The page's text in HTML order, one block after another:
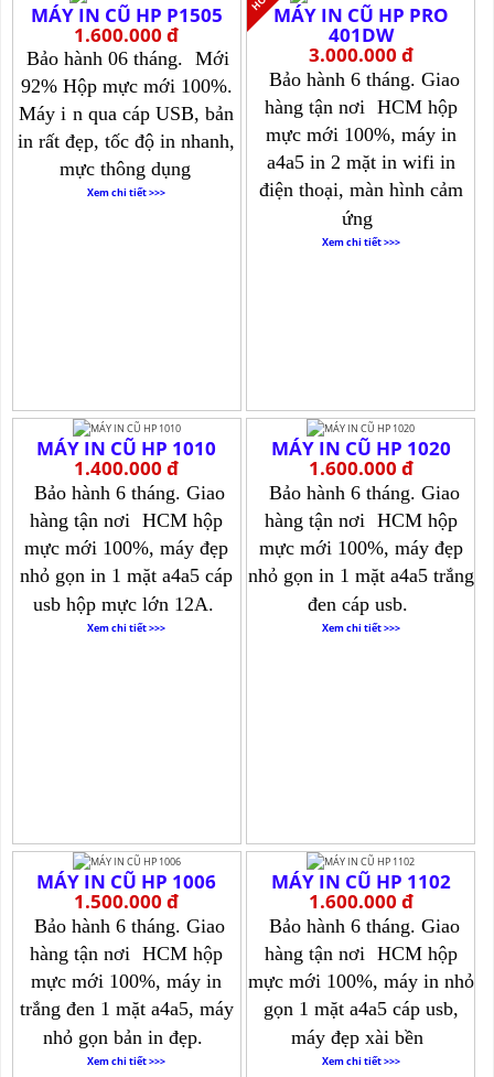
MÁY IN CŨ HP P1505
1.600.000 đ
Bảo hành 06 tháng.
Mới
92% Hộp mực mới 100%.
Máy i n qua cáp USB, bản
in rất đẹp, tốc độ in nhanh,
mực thông dụng
Xem chi tiết >>>
MÁY IN CŨ HP PRO
401DW
3.000.000 đ
Bảo hành 6 tháng. Giao
hàng tận nơi HCM hộp
mực mới 100%, máy in
a4a5 in 2 mặt in wifi in
điện thoại, màn hình cảm
ứng
Xem chi tiết >>>
MÁY IN CŨ HP 1010
1.400.000 đ
Bảo hành 6 tháng. Giao
hàng tận nơi
HCM hộp
mực mới 100%, máy đẹp
nhỏ gọn in 1 mặt a4a5 cáp
usb hộp mực lớn 12A.
Xem chi tiết >>>
MÁY IN CŨ HP 1020
1.600.000 đ
Bảo hành 6 tháng. Giao
hàng tận nơi HCM hộp
mực mới 100%, máy đẹp
nhỏ gọn in 1 mặt a4a5 trắng
đen cáp usb.
Xem chi tiết >>>
MÁY IN CŨ HP 1006
1.500.000 đ
Bảo hành 6 tháng. Giao
hàng tận nơi
HCM hộp
mực mới 100%, máy in
trắng đen 1 mặt a4a5, máy
nhỏ gọn bản in đẹp.
Xem chi tiết >>>
MÁY IN CŨ HP 1102
1.600.000 đ
Bảo hành 6 tháng. Giao
hàng tận nơi HCM hộp
mực mới 100%, máy in nhỏ
gọn 1 mặt a4a5 cáp usb,
máy đẹp xài bền
Xem chi tiết >>>